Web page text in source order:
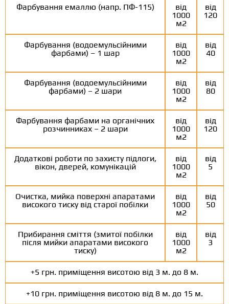
Фарбування емаллю (напр. ПФ-115)
від
1000
м2
від
120
Фарбування (водоемульсійними
фарбами) – 1 шар
від
1000
м2
від
40
Фарбування (водоемульсійними
фарбами) – 2 шари
від
1000
м2
від
80
Фарбування фарбами на органічних
розчинниках – 2 шари
від
1000
м2
від
120
Додаткові роботи по захисту підлоги,
вікон, дверей, комунікацій
від
1000
м2
від
5
Очистка, мийка поверхні апаратами
високого тиску від старої побілки
від
1000
м2
від
50
Прибирання сміття (змитої побілки
після мийки апаратами високого
тиску)
від
1000
м2
від
3
+5 грн. приміщення висотою від 3 м. до 8 м.
+10 грн. приміщення висотою від 8 м. до 15 м.